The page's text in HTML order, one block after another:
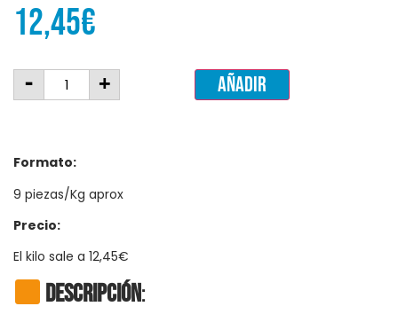
12,45€
- + Añadir
Formato:
9 piezas/Kg aprox
Precio:
El kilo sale a 12,45€
Descripción: